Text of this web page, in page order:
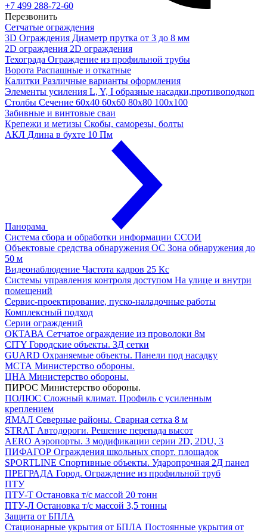
+7 499 288-72-60
Перезвонить
Сетчатые ограждения
3D Ограждения Диаметр прутка от 3 до 8 мм
2D ограждения 2D ограждения
Техограда Ограждение из профильной трубы
Ворота Распашные и откатные
Калитки Различные варианты оформления
Элементы усиления L, Y, I образные насадки,противоподкоп
Столбы Сечение 60х40 60х60 80х80 100х100
Забивные и винтовые сваи
Крепежи и метизы Скобы, саморезы, болты
АКЛ Длина в бухте 10 Пм
Панорама
Система сбора и обработки информации ССОИ
Объектовые средства обнаружения ОС Зона обнаружения до
50 м
Видеонаблюдение Частота кадров 25 Кс
Системы управления контроля доступом На улице и внутри
помещений
Сервис-проектирование, пуско-наладочные работы
Комплексный подход
Серии ограждений
ОКТАВА Сетчатое ограждение из проволоки 8м
CITY Городские объекты. 3Д сетки
GUARD Охраняемые объекты. Панели под насадку
МСТА Министерство обороны.
ЦНА Министерство обороны.
ПИРОС Министерство обороны.
ПОЛЮС Сложный климат. Профиль с усиленным
креплением
ЯМАЛ Северные районы. Сварная сетка 8 м
STRAT Автодороги. Решение перепада высот
AERO Аэропорты. 3 модификации серии 2D, 2DU, 3
ПИФАГОР Ограждения школьных спорт. площадок
SPORTLINE Спортивные объекты. Ударопрочная 2Д панел
ПРЕГРАДА Город. Ограждение из профильной труб
ПТУ
ПТУ-Т Остановка т/c массой 20 тонн
ПТУ-Л Остановка т/c массой 3,5 тонны
Защита от БПЛА
Стационарные укрытия от БПЛА Постоянные укрытия от